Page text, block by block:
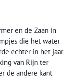
en de Zaan in
die het water
echter in het jaar
van Rijn ter
de andere kant